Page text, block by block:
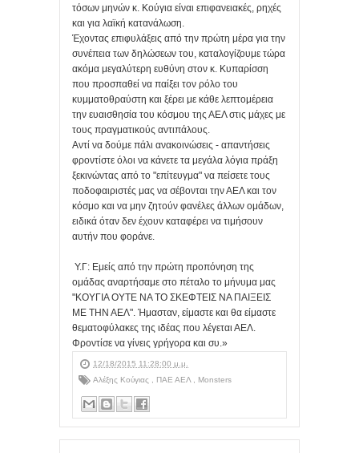
τόσων μηνών κ. Κούγια είναι επιφανειακές, ρηχές
και για λαϊκή κατανάλωση.
Έχοντας επιφυλάξεις από την πρώτη μέρα για την
συνέπεια των δηλώσεων του, καταλογίζουμε τώρα
ακόμα μεγαλύτερη ευθύνη στον κ. Κυπαρίσση
που προσπαθεί να παίξει τον ρόλο του
κυμματοθραύστη και ξέρει με κάθε λεπτομέρεια
την ευαισθησία του κόσμου της ΑΕΛ στις μάχες με
τους πραγματικούς αντιπάλους.
Αντί να δούμε πάλι ανακοινώσεις - απαντήσεις
φροντίστε όλοι να κάνετε τα μεγάλα λόγια πράξη
ξεκινώντας από το "επίτευγμα" να πείσετε τους
ποδοφαιριστές μας να σέβονται την ΑΕΛ και τον
κόσμο και να μην ζητούν φανέλες άλλων ομάδων,
ειδικά όταν δεν έχουν καταφέρει να τιμήσουν
αυτήν που φοράνε.
Υ.Γ: Εμείς από την πρώτη προπόνηση της
ομάδας αναρτήσαμε στο πέταλο το μήνυμα μας
"ΚΟΥΓΙΑ ΟΥΤΕ ΝΑ ΤΟ ΣΚΕΦΤΕΙΣ ΝΑ ΠΑΙΞΕΙΣ
ΜΕ ΤΗΝ ΑΕΛ". Ήμασταν, είμαστε και θα είμαστε
θεματοφύλακες της ιδέας που λέγεται ΑΕΛ.
Φροντίσε να γίνεις γρήγορα και συ.»
12/18/2015 11:28:00 μ.μ.
Αλέξης Κούγιας
ΠΑΕ ΑΕΛ Monsters